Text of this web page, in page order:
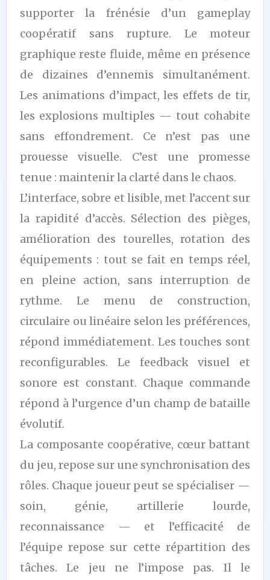
supporter la frénésie d’un gameplay
coopératif sans rupture. Le moteur
graphique reste fluide, même en présence
de dizaines d’ennemis simultanément.
Les animations d’impact, les effets de tir,
les explosions multiples — tout cohabite
sans effondrement. Ce n’est pas une
prouesse visuelle. C’est une promesse
tenue : maintenir la clarté dans le chaos.
L’interface, sobre et lisible, met l’accent sur
la rapidité d’accès. Sélection des pièges,
amélioration des tourelles, rotation des
équipements : tout se fait en temps réel,
en pleine action, sans interruption de
rythme. Le menu de construction,
circulaire ou linéaire selon les préférences,
répond immédiatement. Les touches sont
reconfigurables. Le feedback visuel et
sonore est constant. Chaque commande
répond à l’urgence d’un champ de bataille
évolutif.
La composante coopérative, cœur battant
du jeu, repose sur une synchronisation des
rôles. Chaque joueur peut se spécialiser —
soin, génie, artillerie lourde,
reconnaissance — et l’efficacité de
l’équipe repose sur cette répartition des
tâches. Le jeu ne l’impose pas. Il le